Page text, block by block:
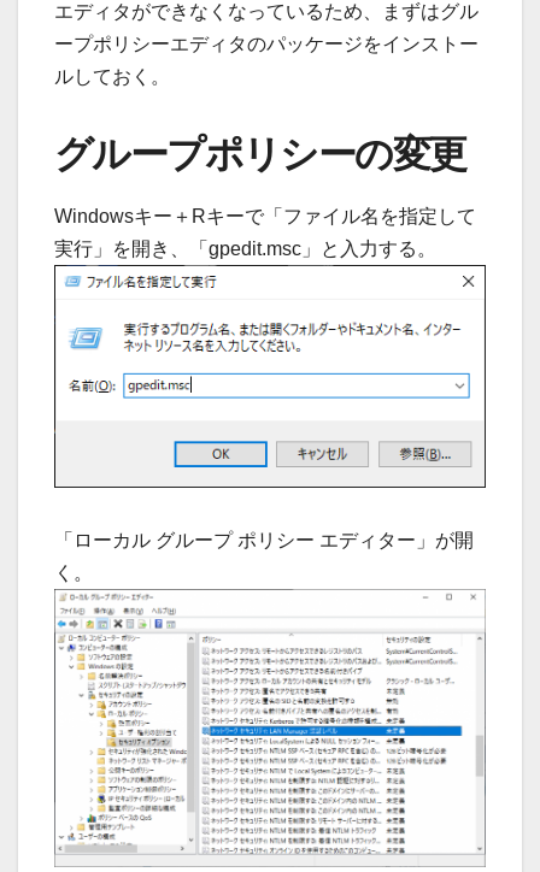
エディタができなくなっているため、まずはグル
ープポリシーエディタのパッケージをインストー
ルしておく。
グループポリシーの変更
Windowsキー＋Rキーで「ファイル名を指定して
実行」を開き、「gpedit.msc」と入力する。
「ローカル グループ ポリシー エディター」が開
く。